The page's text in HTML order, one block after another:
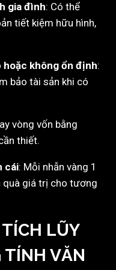
gia đình: Có thể
tiết kiệm hữu hình,
hoặc không ổn định:
bảo tài sản khi có
vòng vốn bằng
thiết.
cái: Mỗi nhẫn vàng 1
quà giá trị cho tương
LŨY
TÍNH VĂN